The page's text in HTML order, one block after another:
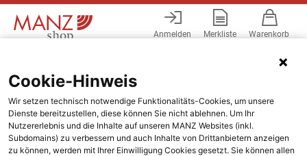
Anmelden Merkliste Warenkorb
Cookie-Hinweis
Wir setzen technisch notwendige Funktionalitäts-Cookies, um unsere
Dienste bereitzustellen, diese können Sie nicht ablehnen. Um Ihr
Nutzererlebnis und die Inhalte auf unseren MANZ Websites (inkl.
Subdomains) zu verbessern und auch Inhalte von Drittanbietern anzeigen
zu können, werden mit Ihrer Einwilligung Cookies gesetzt. Sie können allen